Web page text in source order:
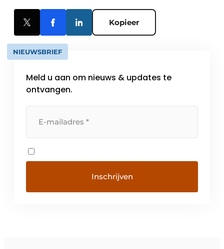
Kopieer
NIEUWSBRIEF
Meld u aan om nieuws & updates te
ontvangen.